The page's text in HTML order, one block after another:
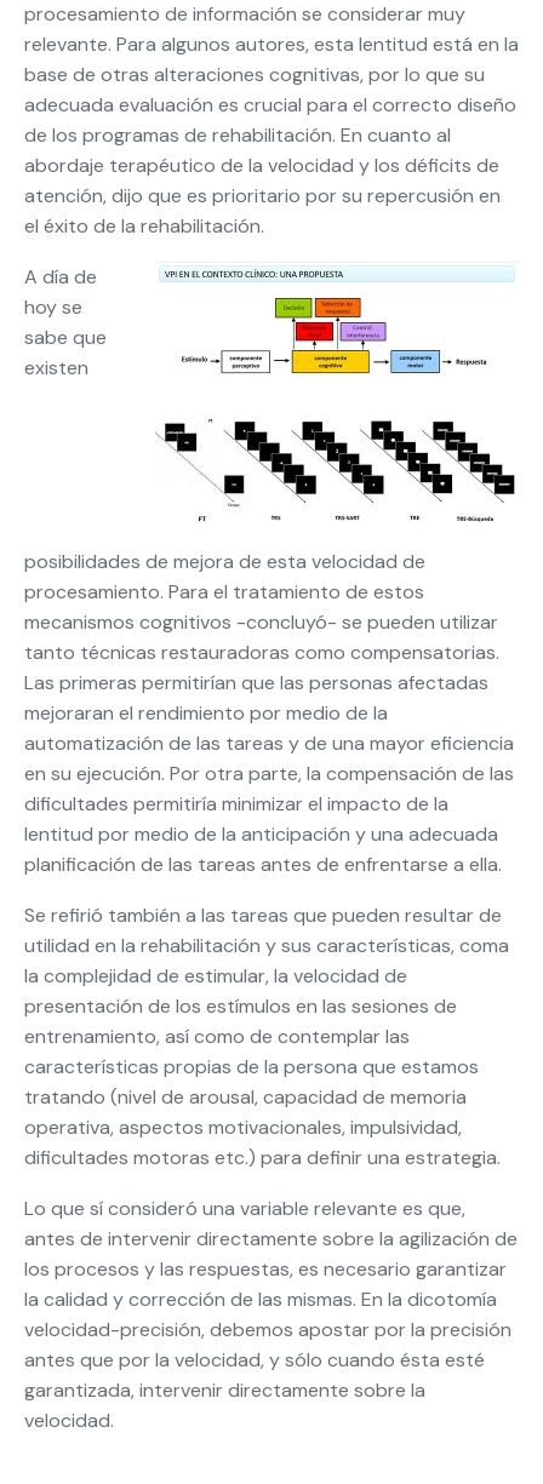
procesamiento de información se considerar muy
relevante. Para algunos autores, esta lentitud está en la
base de otras alteraciones cognitivas, por lo que su
adecuada evaluación es crucial para el correcto diseño
de los programas de rehabilitación. En cuanto al
abordaje terapéutico de la velocidad y los déficits de
atención, dijo que es prioritario por su repercusión en
el éxito de la rehabilitación.
A día de
hoy se
sabe que
existen
posibilidades de mejora de esta velocidad de
procesamiento. Para el tratamiento de estos
mecanismos cognitivos -concluyó- se pueden utilizar
tanto técnicas restauradoras como compensatorias.
Las primeras permitirían que las personas afectadas
mejoraran el rendimiento por medio de la
automatización de las tareas y de una mayor eficiencia
en su ejecución. Por otra parte, la compensación de las
dificultades permitiría minimizar el impacto de la
lentitud por medio de la anticipación y una adecuada
planificación de las tareas antes de enfrentarse a ella.
Se refirió también a las tareas que pueden resultar de
utilidad en la rehabilitación y sus características, coma
la complejidad de estimular, la velocidad de
presentación de los estímulos en las sesiones de
entrenamiento, así como de contemplar las
características propias de la persona que estamos
tratando (nivel de arousal, capacidad de memoria
operativa, aspectos motivacionales, impulsividad,
dificultades motoras etc.) para definir una estrategia.
Lo que sí consideró una variable relevante es que,
antes de intervenir directamente sobre la agilización de
los procesos y las respuestas, es necesario garantizar
la calidad y corrección de las mismas. En la dicotomía
velocidad-precisión, debemos apostar por la precisión
antes que por la velocidad, y sólo cuando ésta esté
garantizada, intervenir directamente sobre la
velocidad.